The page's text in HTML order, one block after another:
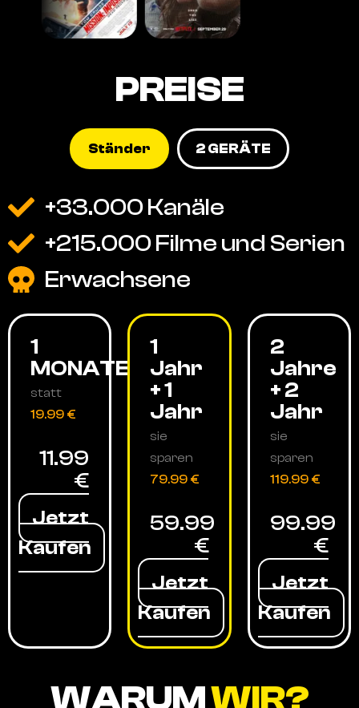
PREISE
Ständer 2 GERÄTE
+33.000 Kanäle
+215.000 Filme und Serien
Erwachsene
1
MONATE
statt
19.99 €
11.99
€
Jetzt
Kaufen
1
Jahr
+ 1
Jahr
sie
sparen
79.99 €
59.99
€
Jetzt
Kaufen
2
Jahre
+ 2
Jahr
sie
sparen
119.99 €
99.99
€
Jetzt
Kaufen
WARUMWIR?